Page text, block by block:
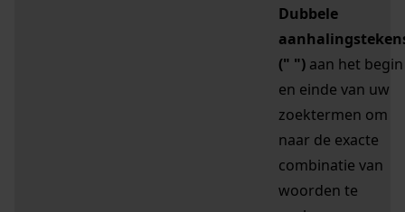
Dubbele
(" ") aan het begin
en einde van uw
zoektermen om
naar de exacte
combinatie van
woorden te